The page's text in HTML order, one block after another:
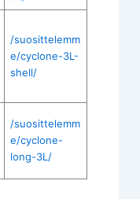
/suosittelemm
e/cyclone-3L-
shell/
/suosittelemm
e/cyclone-
long-3L/